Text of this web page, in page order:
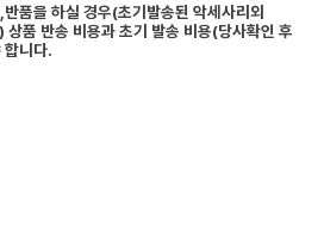
품을 하실 경우(초기발송된 악세사리외
품 반송 비용과 초기 발송 비용(당사확인 후
합니다.